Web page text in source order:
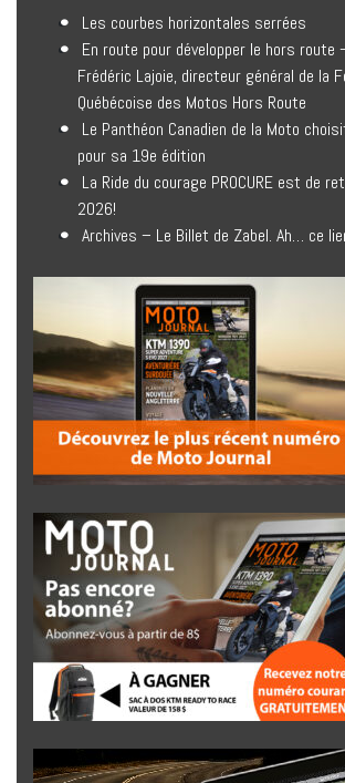
Les courbes horizontales serrées
En route pour développer le hors route
Frédéric Lajoie, directeur général de la
Québécoise des Motos Hors Route
Le Panthéon Canadien de la Moto
pour sa 19e édition
La Ride du courage PROCURE est de
2026!
Archives – Le Billet de Zabel. Ah… ce